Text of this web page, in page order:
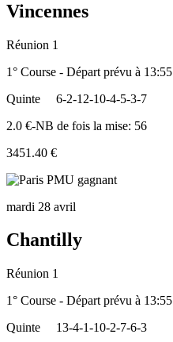
Vincennes
Réunion 1
1° Course - Départ prévu à 13:55
Quinte
6-2-12-10-4-5-3-7
2.0 €-NB de fois la mise: 56
3451.40 €
mardi 28 avril
Chantilly
Réunion 1
1° Course - Départ prévu à 13:55
Quinte
13-4-1-10-2-7-6-3